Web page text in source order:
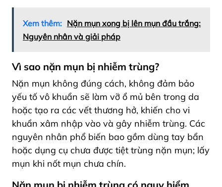
Xem thêm: Nặn mụn xong bị lên mụn đầu trắng:
Nguyên nhân và giải pháp
Vì sao nặn mụn bị nhiễm trùng?
Nặn mụn không đúng cách, không đảm bảo
yếu tố vô khuẩn sẽ làm vỡ ổ mủ bên trong da
hoặc tạo ra các vết thương hở, khiến cho vi
khuẩn xâm nhập vào và gây nhiễm trùng. Các
nguyên nhân phổ biến bao gồm dùng tay bẩn
hoặc dụng cụ chưa được tiệt trùng nặn mụn; lấy
mụn khi nốt mụn chưa chín.